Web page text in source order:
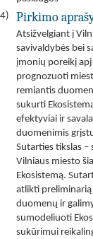
Pirkimo
Atsižvelgiant į
savivaldybės bei
įmonių poreikį
prognozuoti
remiantis
sukurti
efektyviai ir
duomenimis
Sutarties tikslas
Vilniaus miesto
Ekosistemą.
atlikti preliminarią
duomenų ir
sumodeliuoti
sukūrimui